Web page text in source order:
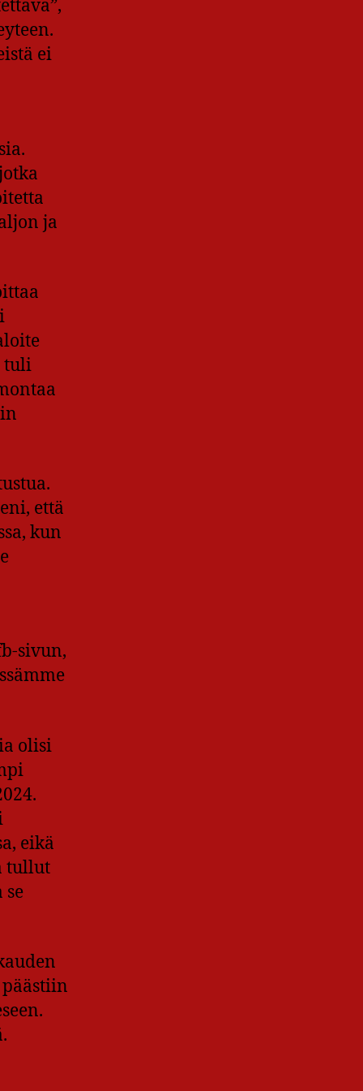
ei
ja
tuli
että
kun
sivun,
olisi
eikä
tullut